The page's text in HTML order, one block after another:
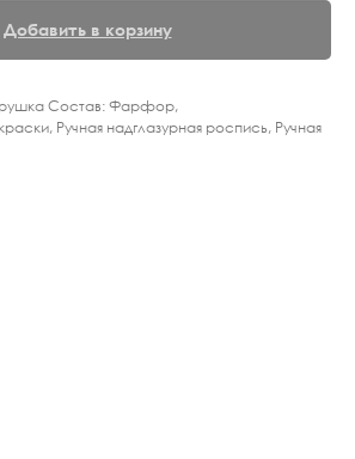
Добавить в корзину
Состав: Фарфор,
Ручная надглазурная роспись, Ручная